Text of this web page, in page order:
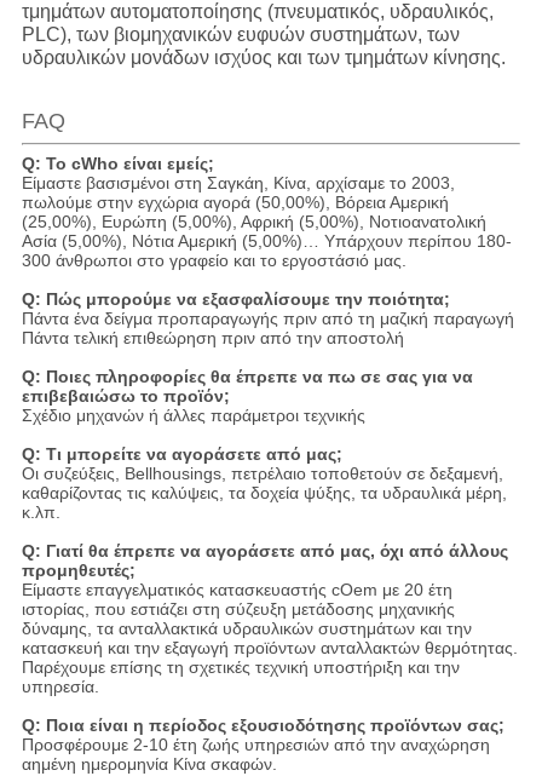
τμημάτων αυτοματοποίησης (πνευματικός, υδραυλικός,
PLC), των βιομηχανικών ευφυών συστημάτων, των
υδραυλικών μονάδων ισχύος και των τμημάτων κίνησης.
FAQ
Q: Το cWho είναι εμείς;
Είμαστε βασισμένοι στη Σαγκάη, Κίνα, αρχίσαμε το 2003,
πωλούμε στην εγχώρια αγορά (50,00%), Βόρεια Αμερική
(25,00%), Ευρώπη (5,00%), Αφρική (5,00%), Νοτιοανατολική
Ασία (5,00%), Νότια Αμερική (5,00%)… Υπάρχουν περίπου 180-
300 άνθρωποι στο γραφείο και το εργοστάσιό μας.
Q: Πώς μπορούμε να εξασφαλίσουμε την ποιότητα;
Πάντα ένα δείγμα προπαραγωγής πριν από τη μαζική παραγωγή
Πάντα τελική επιθεώρηση πριν από την αποστολή
Q: Ποιες πληροφορίες θα έπρεπε να πω σε σας για να
επιβεβαιώσω το προϊόν;
Σχέδιο μηχανών ή άλλες παράμετροι τεχνικής
Q: Τι μπορείτε να αγοράσετε από μας;
Οι συζεύξεις, Bellhousings, πετρέλαιο τοποθετούν σε δεξαμενή,
καθαρίζοντας τις καλύψεις, τα δοχεία ψύξης, τα υδραυλικά μέρη,
κ.λπ.
Q: Γιατί θα έπρεπε να αγοράσετε από μας, όχι από άλλους
προμηθευτές;
Είμαστε επαγγελματικός κατασκευαστής cOem με 20 έτη
ιστορίας, που εστιάζει στη σύζευξη μετάδοσης μηχανικής
δύναμης, τα ανταλλακτικά υδραυλικών συστημάτων και την
κατασκευή και την εξαγωγή προϊόντων ανταλλακτών θερμότητας.
Παρέχουμε επίσης τη σχετικές τεχνική υποστήριξη και την
υπηρεσία.
Q: Ποια είναι η περίοδος εξουσιοδότησης προϊόντων σας;
Προσφέρουμε 2-10 έτη ζωής υπηρεσιών από την αναχώρηση
αημένη ημερομηνία Κίνα σκαφών.